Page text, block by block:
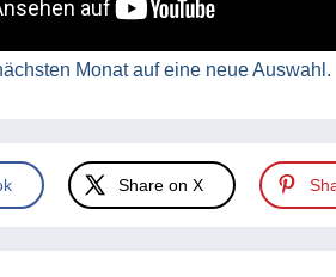
Monat auf eine neue Auswahl.
Share on X